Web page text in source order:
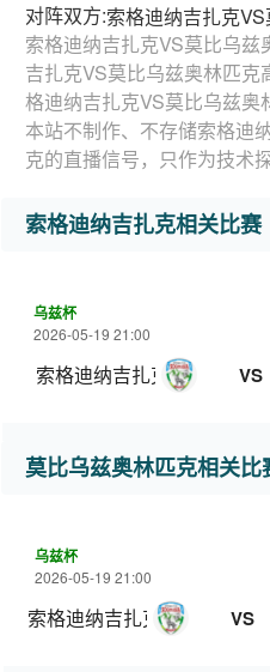
对阵双方:索格迪纳吉扎克
索格迪纳吉扎克VS莫比乌
吉扎克VS莫比乌兹奥林匹
格迪纳吉扎克VS莫比乌兹奥
本站不制作、不存储索格迪
克的直播信号，只作为技术
索格迪纳吉扎克相关比赛
乌兹杯
2026-05-19 21:00
索格迪纳吉扎克 VS
莫比乌兹奥林匹克相关比
乌兹杯
2026-05-19 21:00
索格迪纳吉扎克 VS